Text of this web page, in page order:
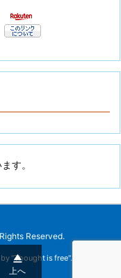
す。
Reserved.
"Thought is free".

上へ